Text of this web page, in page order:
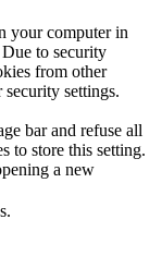
your computer in
to security
from other
settings.
bar and refuse all
to store this setting.
a new